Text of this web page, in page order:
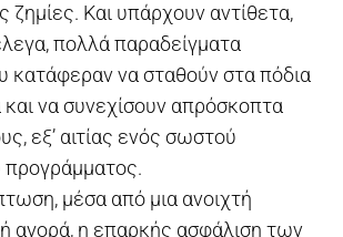
ζημίες. Και υπάρχουν αντίθετα,
πολλά παραδείγματα
κατάφεραν να σταθούν στα πόδια
να συνεχίσουν απρόσκοπτα
εξ’ αιτίας ενός σωστού
προγράμματος.
μέσα από μια ανοιχτή
αγορά, η επαρκής ασφάλιση των